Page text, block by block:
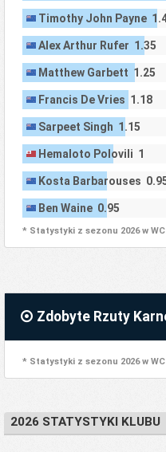
Timothy John Payne
Alex Arthur Rufer 1.35
Matthew Garbett 1.25
Francis De Vries 1.18
Sarpeet Singh 1.15
Hemaloto Polovili 1
Kosta Barbarouses
Ben Waine 0.95
* Statystyki z sezonu 2026 w
Zdobyte Rzuty
* Statystyki z sezonu 2026 w
2026 STATYSTYKI KLUBU